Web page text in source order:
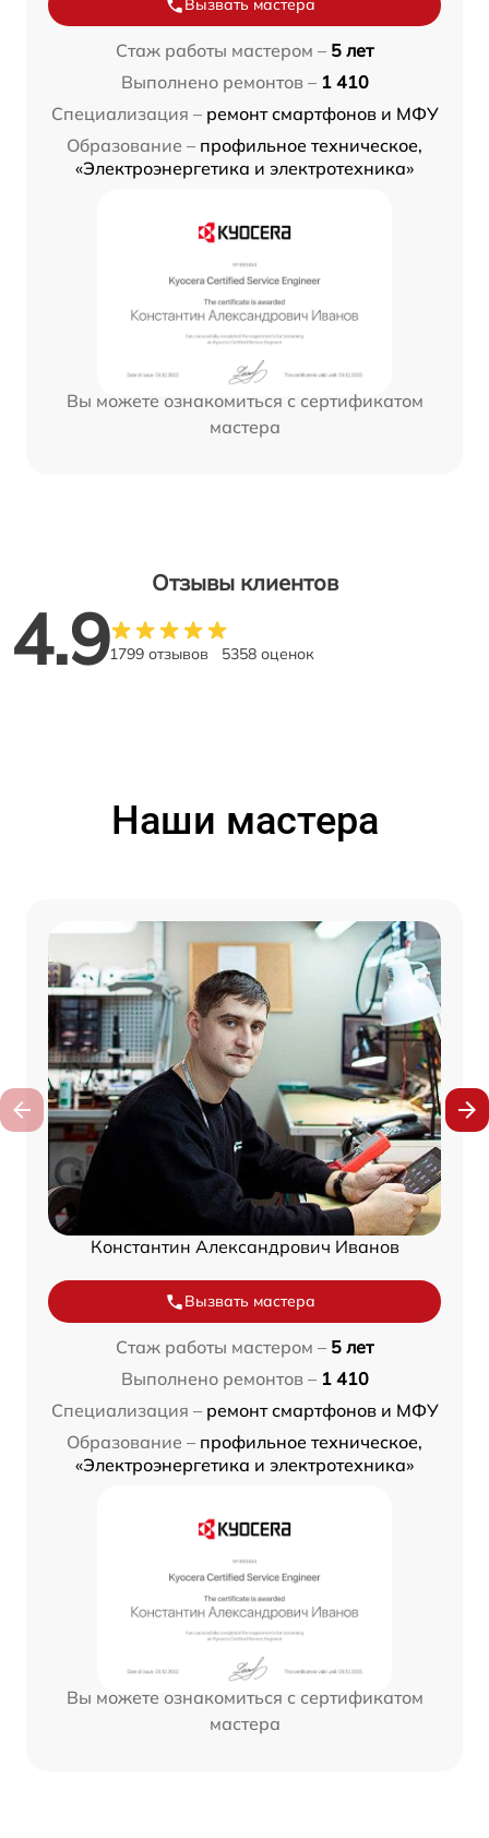
Вызвать мастера
Стаж работы мастером – 5 лет
Выполнено ремонтов – 1 410
Специализация – ремонт смартфонов и МФУ
Образование – профильное техническое,
«Электроэнергетика и электротехника»
Вы можете ознакомиться с сертификатом
мастера
Отзывы клиентов
4.91799 отзывов 5358 оценок
Наши мастера
Константин Александрович Иванов
Вызвать мастера
Стаж работы мастером – 5 лет
Выполнено ремонтов – 1 410
Специализация – ремонт смартфонов и МФУ
Образование – профильное техническое,
«Электроэнергетика и электротехника»
Вы можете ознакомиться с сертификатом
мастера